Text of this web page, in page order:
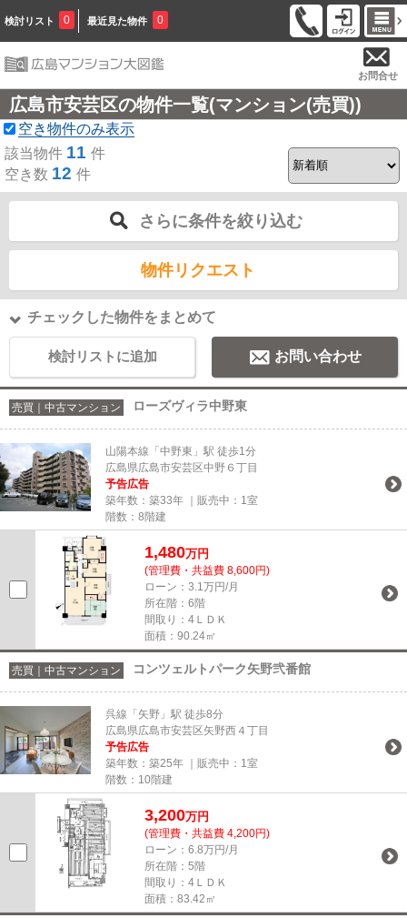
検討リスト 0 最近見た物件 0
お問合せ
広島市安芸区の物件一覧(マンション(売買))
空き物件のみ表示
該当物件 11 件
空き数 12 件
さらに条件を絞り込む
物件リクエスト
チェックした物件をまとめて
検討リストに追加 お問い合わせ
売買｜中古マンション ローズヴィラ中野東
山陽本線「中野東」駅 徒歩1分
広島県広島市安芸区中野６丁目
予告広告
築年数：築33年 ｜販売中： 1室
階数：8階建
1,480万円
(管理費・共益費 8,600円)
ローン：3.1万円/月
所在階：6階
間取り：4ＬＤＫ
面積：90.24㎡
売買｜中古マンション コンツェルトパーク矢野弐番館
呉線「矢野」駅 徒歩8分
広島県広島市安芸区矢野西４丁目
予告広告
築年数：築25年 ｜販売中： 1室
階数：10階建
3,200万円
(管理費・共益費 4,200円)
ローン：6.8万円/月
所在階：5階
間取り：4ＬＤＫ
面積：83.42㎡